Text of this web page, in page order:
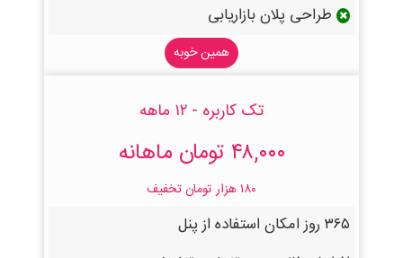
طراحی پلان بازاریابی
همین خوبه
تک کاربره - ۱۲ ماهه
۴۸,۰۰۰ تومان ماهانه
۱۸۰ هزار تومان تخفیف
۳۶۵ روز امکان استفاده از پنل